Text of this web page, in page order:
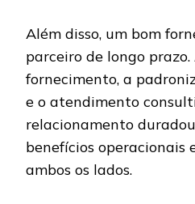
Além disso, um bom
parceiro de longo
fornecimento, a
e o atendimento
relacionamento
benefícios operacionais
ambos os lados.